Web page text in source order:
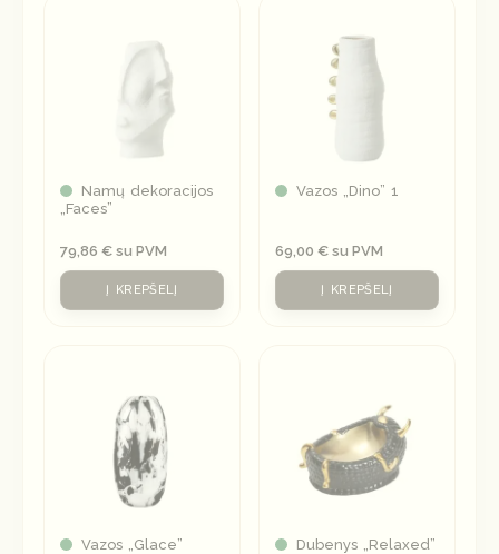
Namų dekoracijos
„Faces”
79,86 € su PVM
Į KREPŠELĮ
Vazos „Dino” 1
69,00 € su PVM
Į KREPŠELĮ
Vazos „Glace” Dubenys „Relaxed”